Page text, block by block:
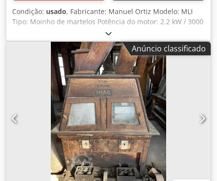
Condição: usado, Fabricante: Manuel Ortiz Modelo: MLI
Tipo: Moinho de martelos Potência do motor: 2,2 kW / 3000
rpm Peneira: 2 mm Dimensões da máquina: 50 x 45 x 125
cm Peso: 40 kg Dsdpfjyhhw Esx Apcjck
Anúncio classificado